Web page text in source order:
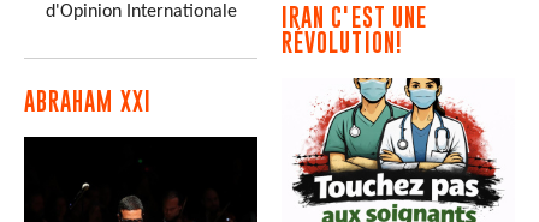
d'Opinion Internationale
ABRAHAM XXI
IRAN C'EST UNE
RÉVOLUTION!